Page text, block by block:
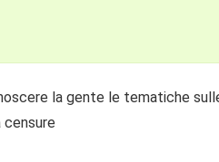
la gente le tematiche
censure